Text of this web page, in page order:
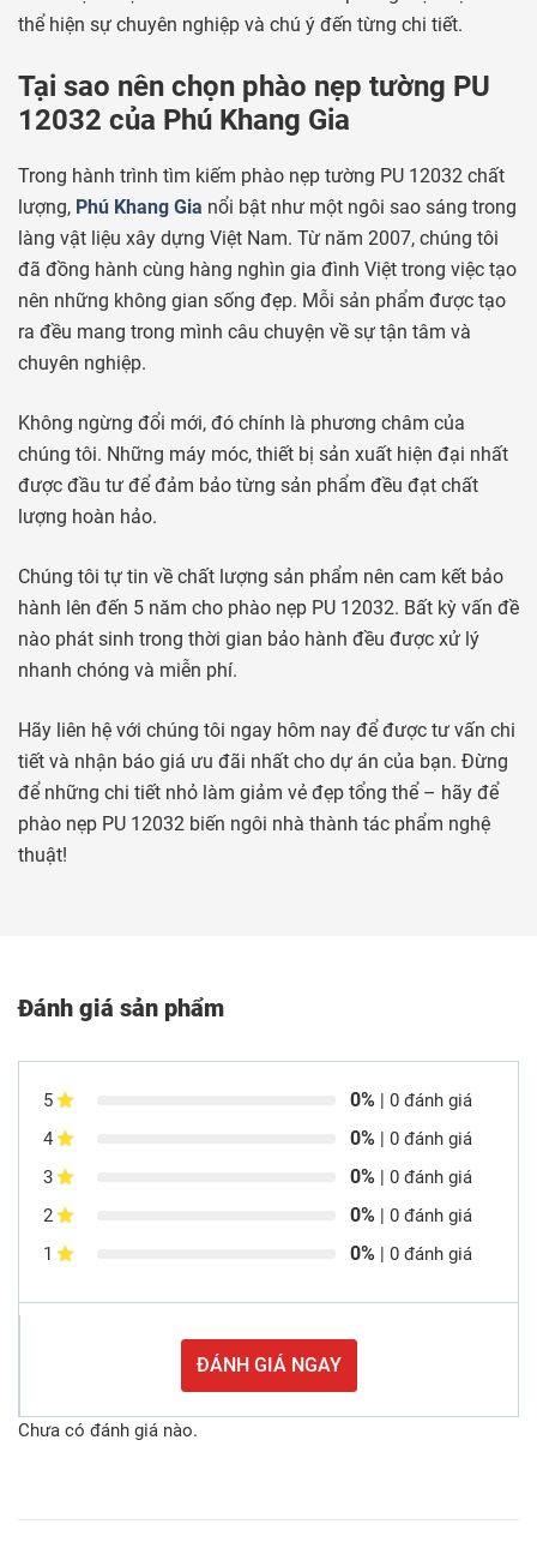
thể hiện sự chuyên nghiệp và chú ý đến từng chi tiết.
Tại sao nên chọn phào nẹp tường PU
12032 của Phú Khang Gia
Trong hành trình tìm kiếm phào nẹp tường PU 12032 chất
lượng, Phú Khang Gia nổi bật như một ngôi sao sáng trong
làng vật liệu xây dựng Việt Nam. Từ năm 2007, chúng tôi
đã đồng hành cùng hàng nghìn gia đình Việt trong việc tạo
nên những không gian sống đẹp. Mỗi sản phẩm được tạo
ra đều mang trong mình câu chuyện về sự tận tâm và
chuyên nghiệp.
Không ngừng đổi mới, đó chính là phương châm của
chúng tôi. Những máy móc, thiết bị sản xuất hiện đại nhất
được đầu tư để đảm bảo từng sản phẩm đều đạt chất
lượng hoàn hảo.
Chúng tôi tự tin về chất lượng sản phẩm nên cam kết bảo
hành lên đến 5 năm cho phào nẹp PU 12032. Bất kỳ vấn đề
nào phát sinh trong thời gian bảo hành đều được xử lý
nhanh chóng và miễn phí.
Hãy liên hệ với chúng tôi ngay hôm nay để được tư vấn chi
tiết và nhận báo giá ưu đãi nhất cho dự án của bạn. Đừng
để những chi tiết nhỏ làm giảm vẻ đẹp tổng thể – hãy để
phào nẹp PU 12032 biến ngôi nhà thành tác phẩm nghệ
thuật!
Đánh giá sản phẩm
5 0% | 0 đánh giá
4
0% | 0 đánh giá
3
0% | 0 đánh giá
2
0% | 0 đánh giá
1
0% | 0 đánh giá
ĐÁNH GIÁ NGAY
Chưa có đánh giá nào.